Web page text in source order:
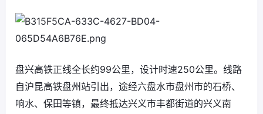
盘兴高铁正线全长约99公里，设计时速250公里。线路
自沪昆高铁盘州站引出，途经六盘水市盘州市的石桥、
响水、保田等镇，最终抵达兴义市丰都街道的兴义南